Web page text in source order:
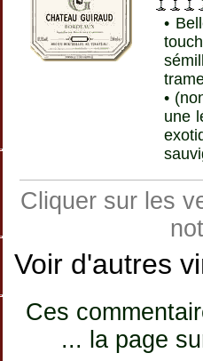
•
•
une
Cliquer sur les
Voir d'autres
Ces
... la page